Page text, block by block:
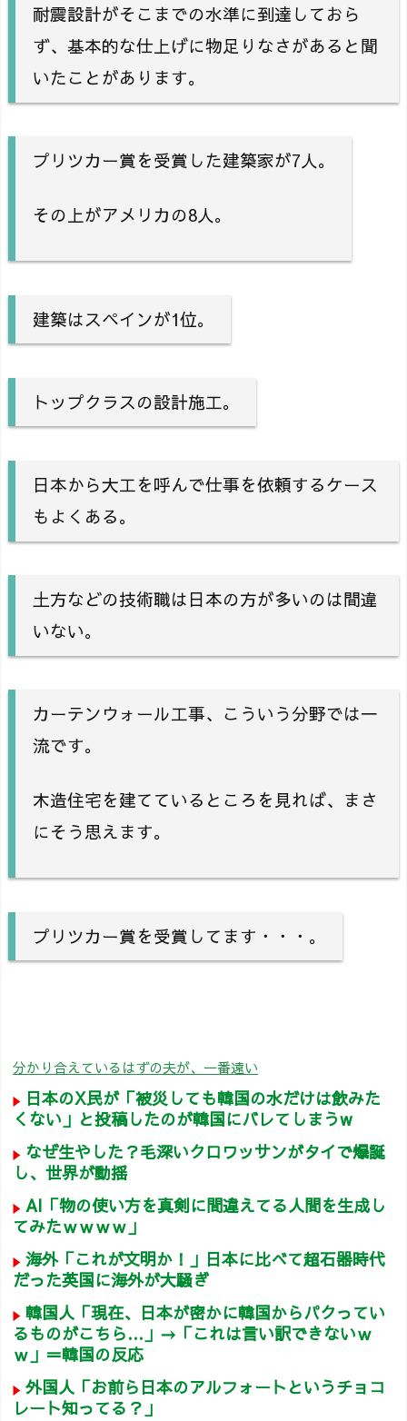
耐震設計がそこまでの水準に到達しておら
ず、基本的な仕上げに物足りなさがあると聞
いたことがあります。
プリツカー賞を受賞した建築家が7人。
その上がアメリカの8人。
建築はスペインが1位。
トップクラスの設計施工。
日本から大工を呼んで仕事を依頼するケース
もよくある。
土方などの技術職は日本の方が多いのは間違
いない。
カーテンウォール工事、こういう分野では一
流です。
木造住宅を建てているところを見れば、まさ
にそう思えます。
プリツカー賞を受賞してます・・・。
分かり合えているはずの夫が、一番遠い
日本のX民が「被災しても韓国の水だけは飲みた
くない」と投稿したのが韓国にバレてしまうw
なぜ生やした？毛深いクロワッサンがタイで爆誕
し、世界が動揺
AI「物の使い方を真剣に間違えてる人間を生成し
てみたｗｗｗｗ」
海外「これが文明か！」日本に比べて超石器時代
だった英国に海外が大騒ぎ
韓国人「現在、日本が密かに韓国からパクってい
るものがこちら…」→「これは言い訳できないｗ
ｗ」＝韓国の反応
外国人「お前ら日本のアルフォートというチョコ
レート知ってる？」